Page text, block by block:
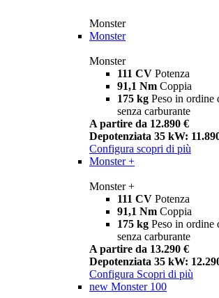
Monster
Monster
Monster
111 CV Potenza
91,1 Nm Coppia
175 kg Peso in ordine
senza carburante
A partire da 12.890 €
Depotenziata 35 kW:
Configura scopri di più
Monster +
Monster +
111 CV Potenza
91,1 Nm Coppia
175 kg Peso in ordine
senza carburante
A partire da 13.290 €
Depotenziata 35 kW:
Configura Scopri di più
new Monster 100